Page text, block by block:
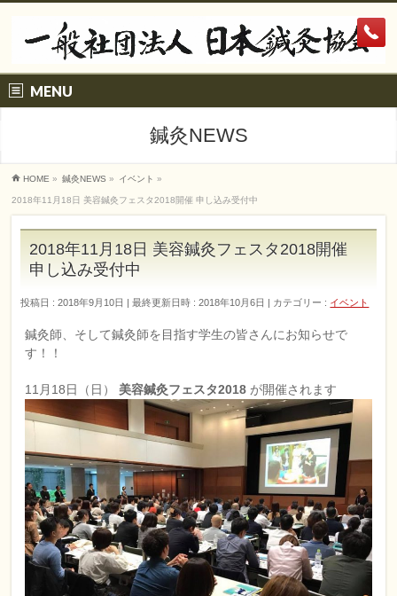
MENU
鍼灸NEWS
HOME » 鍼灸NEWS » イベント »
2018年11月18日 美容鍼灸フェスタ2018開催 申し込み受付中
2018年11月18日 美容鍼灸フェスタ2018開催
申し込み受付中
投稿日 : 2018年9月10日 最終更新日時 : 2018年10月6日 カテゴリー : イベント
鍼灸師、そして鍼灸師を目指す学生の皆さんにお知らせで
す！！
11月18日（日）美容鍼灸フェスタ2018 が開催されます